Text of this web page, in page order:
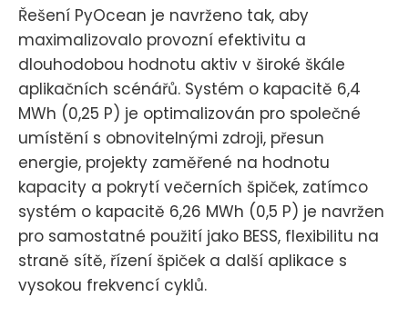
Řešení PyOcean je navrženo tak, aby
maximalizovalo provozní efektivitu a
dlouhodobou hodnotu aktiv v široké škále
aplikačních scénářů. Systém o kapacitě 6,4
MWh (0,25 P) je optimalizován pro společné
umístění s obnovitelnými zdroji, přesun
energie, projekty zaměřené na hodnotu
kapacity a pokrytí večerních špiček, zatímco
systém o kapacitě 6,26 MWh (0,5 P) je navržen
pro samostatné použití jako BESS, flexibilitu na
straně sítě, řízení špiček a další aplikace s
vysokou frekvencí cyklů.